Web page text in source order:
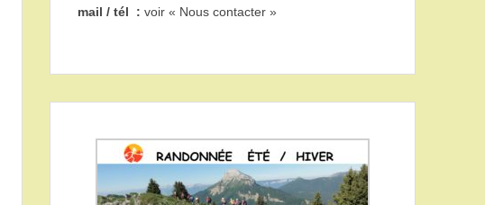
mail / tél : voir « Nous contacter »